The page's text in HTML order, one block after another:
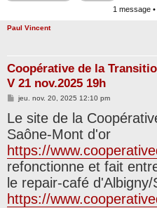
1 message
Paul Vincent
Coopérative de la
V 21 nov.2025 19h
M
s
s
a
g
e
jeu. nov. 20, 2025 12:10 pm
Le site de la
Saône-Mont d'or
https://
refonctionne et fait
le repair-café
https://